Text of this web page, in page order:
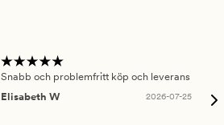
Snabb och problemfritt köp och leverans
Elisabeth W
2026-07-25